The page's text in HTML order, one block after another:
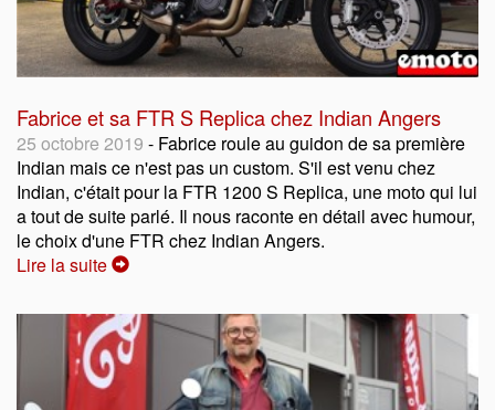
Fabrice et sa FTR S Replica chez Indian Angers
25 octobre 2019 - Fabrice roule au guidon de sa première
Indian mais ce n'est pas un custom. S'il est venu chez
Indian, c'était pour la FTR 1200 S Replica, une moto qui lui
a tout de suite parlé. Il nous raconte en détail avec humour,
le choix d'une FTR chez Indian Angers.
Lire la suite